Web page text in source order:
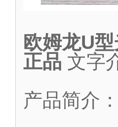
欧姆龙U
正品 文字
产品简介